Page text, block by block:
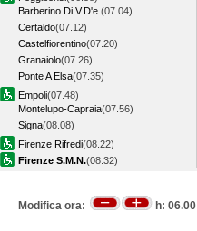
Barberino Di V.D'e. (07.04)
Certaldo(07.12)
Castelfiorentino(07.20)
Granaiolo(07.26)
Ponte A Elsa(07.35)
Empoli(07.48)
Montelupo-Capraia(07.56)
Signa(08.08)
Firenze Rifredi(08.22)
Firenze S.M.N.(08.32)
Modifica ora: h: 06.00